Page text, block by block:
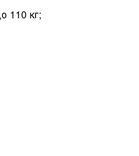
110 кг;